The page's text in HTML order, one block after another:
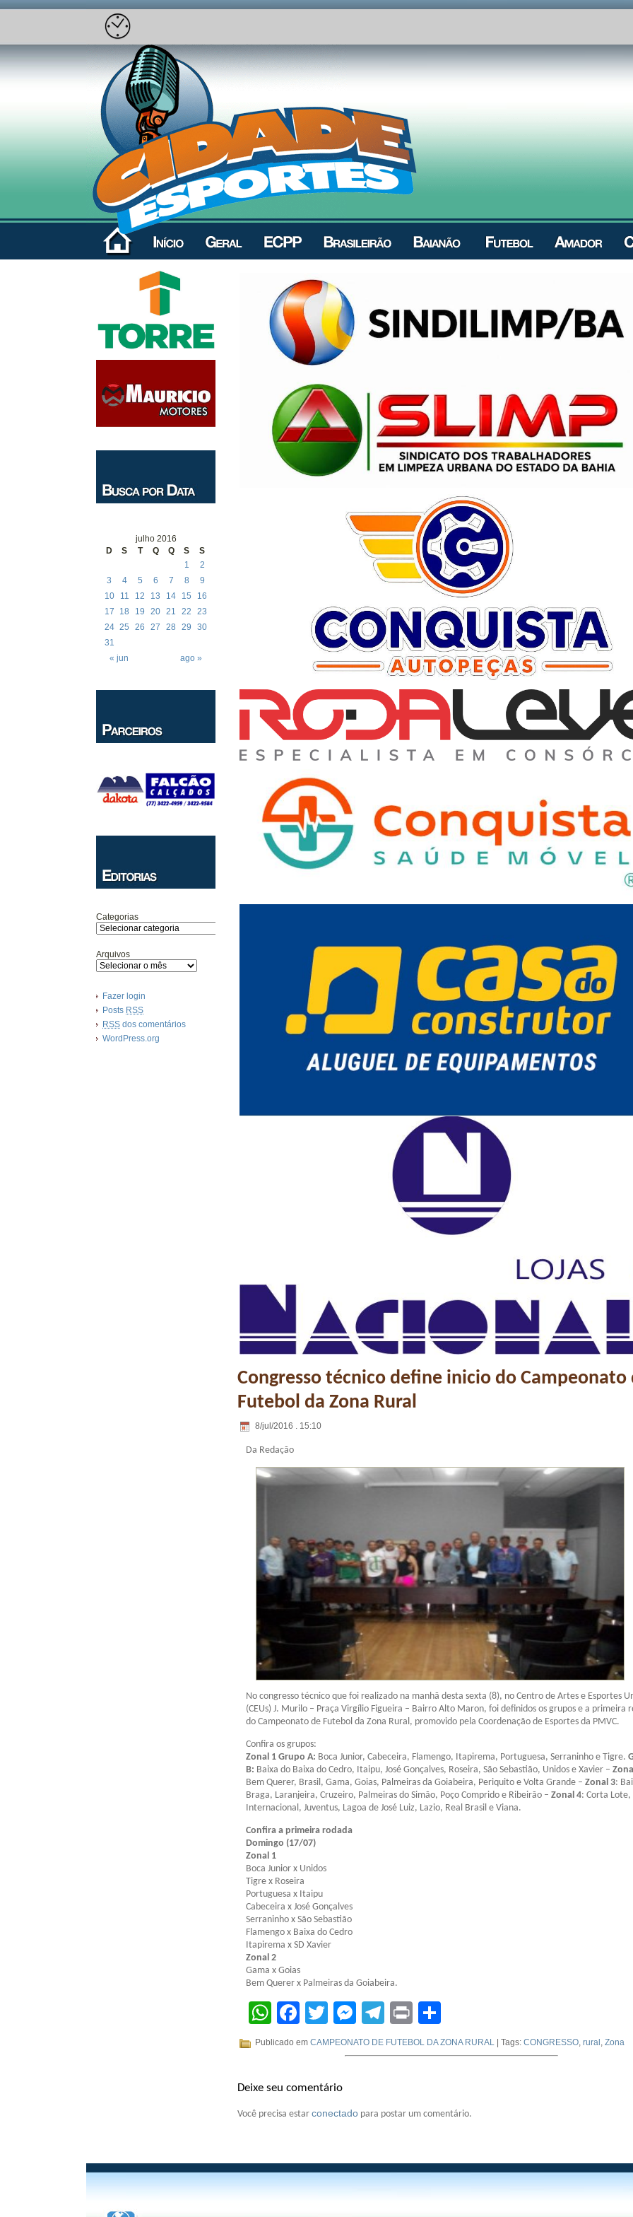
julho 2016
D
S T Q Q S S
« jun ago »
1
2
3
4 5 6 7 8
9
10
11 12 13 14 15
16
17
18 19 20 21 22
23
24 25 26 27 28 29
30
31
Categorias
Arquivos
Fazer login
Posts RSS
RSS dos comentários
WordPress.org
Congresso técnico define inicio do Campeonato
Futebol da Zona Rural
8/jul/2016 . 15:10
Da Redação
No congresso técnico que foi realizado na manhã desta sexta (8), no Centro de Artes e Esportes
(CEUs) J. Murilo – Praça Virgílio Figueira – Bairro Alto Maron, foi definidos os grupos e a primeira
do Campeonato de Futebol da Zona Rural, promovido pela Coordenação de Esportes da PMVC.
Confira os grupos:
Zonal 1 Grupo A: Boca Junior, Cabeceira, Flamengo, Itapirema, Portuguesa, Serraninho e Tigre.
B: Baixa do Baixa do Cedro, Itaipu, José Gonçalves, Roseira, São Sebastião, Unidos e Xavier –
Bem Querer, Brasil, Gama, Goias, Palmeiras da Goiabeira, Periquito e Volta Grande – Zonal 3:
Braga, Laranjeira, Cruzeiro, Palmeiras do Simão, Poço Comprido e Ribeirão – Zonal 4: Corta Lote,
Internacional, Juventus, Lagoa de José Luiz, Lazio, Real Brasil e Viana.
Confira a primeira rodada
Domingo (17/07)
Zonal 1
Boca Junior x Unidos
Tigre x Roseira
Portuguesa x Itaipu
Cabeceira x José Gonçalves
Serraninho x São Sebastião
Flamengo x Baixa do Cedro
Itapirema x SD Xavier
Zonal 2
Gama x Goias
Bem Querer x Palmeiras da Goiabeira.
WhatsApp
Facebook
Twitter
Messenger
Telegram
Print
Publicado em CAMPEONATO DE FUTEBOL DA ZONA RURAL | Tags: CONGRESSO rural Zona
Deixe seu comentário
Você precisa estar conectado para postar um comentário.